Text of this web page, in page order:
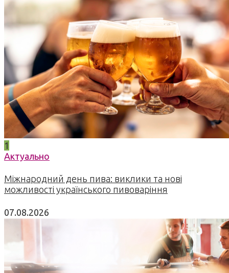
1
Актуально
Міжнародний день пива: виклики та нові
можливості українського пивоваріння
07.08.2026